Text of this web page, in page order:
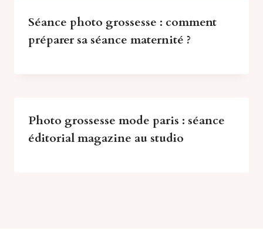
Séance photo grossesse : comment
préparer sa séance maternité ?
Photo grossesse mode paris : séance
éditorial magazine au studio